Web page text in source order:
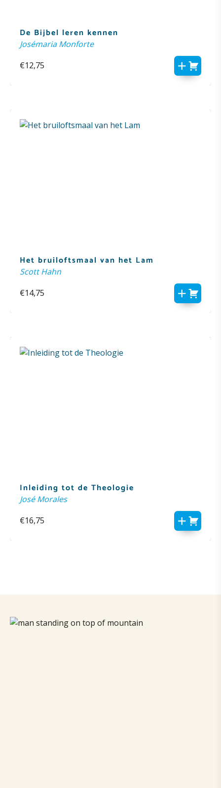
De Bijbel leren kennen
Josémaria Monforte
€12,75
Het bruiloftsmaal van het Lam
Scott Hahn
€14,75
Inleiding tot de Theologie
José Morales
€16,75